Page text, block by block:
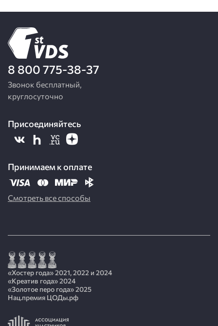
8 800 775-38-37
Звонок бесплатный,
круглосуточно
Присоединяйтесь
Принимаем к оплате
Смотреть все способы
«Хостер года» 2021, 2022 и 2024
«Креатив года» 2024
«Золотое перо года» 2025
Нац.премия ЦОДы.рф